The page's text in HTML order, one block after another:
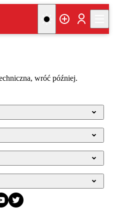
wróć później.